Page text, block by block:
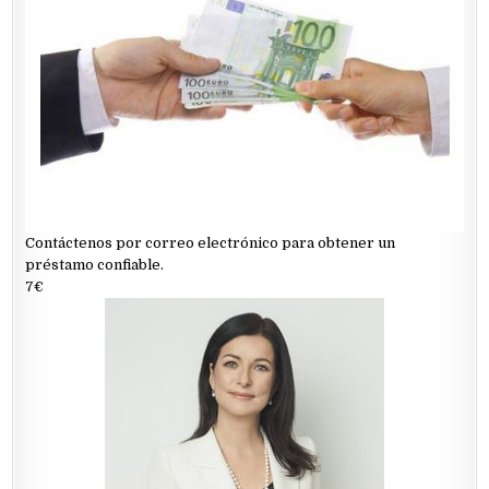
Contáctenos por correo electrónico para obtener un
préstamo confiable.
7€